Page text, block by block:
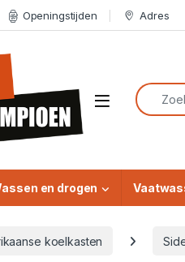
Openingstijden Adres
Open
Search
en drogen
koelkasten